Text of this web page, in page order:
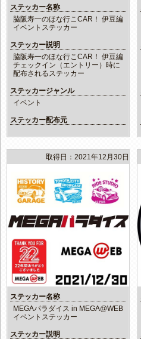
ステッカー名称
脇阪寿一のほな行こCAR！ 伊豆編
イベントステッカー
ステッカー説明
脇阪寿一のほな行こCAR！ 伊豆編
チェックイン（エントリー）時に
配布されるステッカー
ステッカージャンル
イベント
ステッカー配布元
取得日：2021年12月30日
ステッカー名称
MEGAパラダイス in MEGA@WEB
イベントステッカー
ステッカー説明